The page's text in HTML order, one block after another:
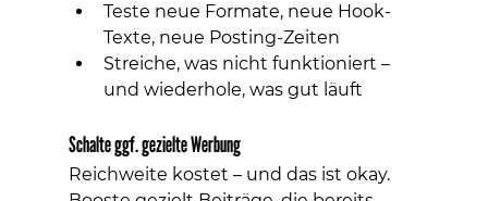
Teste neue Formate, neue Hook-
Texte, neue Posting-Zeiten
Streiche, was nicht funktioniert –
und wiederhole, was gut läuft
Schalte ggf. gezielte Werbung
Reichweite kostet – und das ist okay.